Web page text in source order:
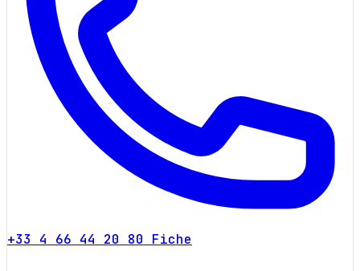
+33 4 66 44 20 80 Fiche